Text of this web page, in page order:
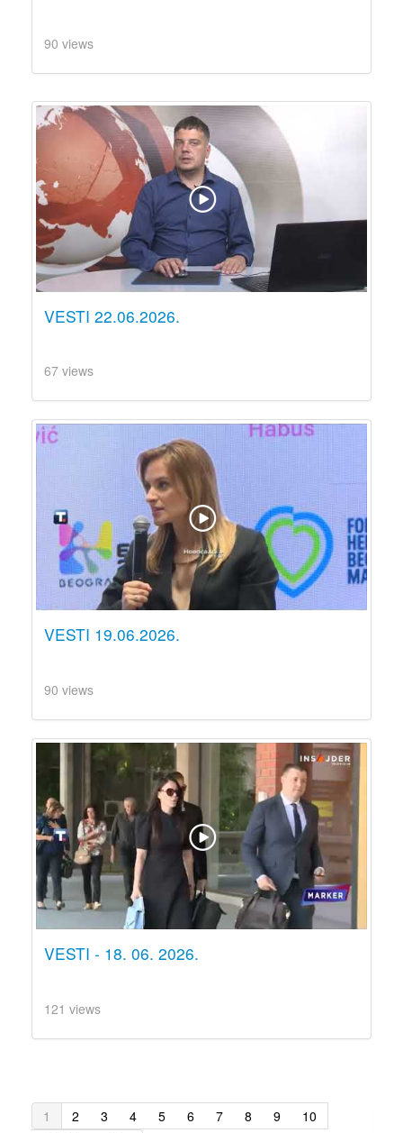
90 views
VESTI 22.06.2026.
67 views
VESTI 19.06.2026.
90 views
VESTI - 18. 06. 2026.
121 views
1 2 3 4 5 6 7 8 9
10